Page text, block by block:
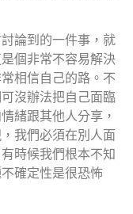
論到的一件事，就
個非常不容易解決
相信自己的路。不
沒辦法把自己面臨
緒跟其他人分享，
我們必須在別人面
時候我們根本不知
確定性是很恐怖